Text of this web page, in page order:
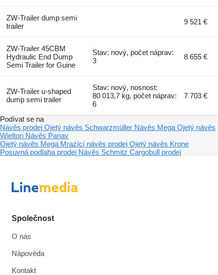
ZW-Trailer dump semi
trailer
9 521 €
ZW-Trailer 45CBM
Hydraulic End Dump
Semi Trailer for Guine
Stav: nový, počet náprav:
3
8 655 €
ZW-Trailer u-shaped
dump semi trailer
Stav: nový, nosnost:
80 013,7 kg, počet náprav:
6
7 703 €
Podívat se na
Návěs prodej Ojetý návěs Schwarzmüller Návěs Mega Ojetý návěs
Wielton Návěs Panav
Ojetý návěs Mega Mrazící návěs prodej Ojetý návěs Krone
Posuvná podlaha prodej Návěs Schmitz Cargobull prodej
Společnost
O nás
Nápověda
Kontakt